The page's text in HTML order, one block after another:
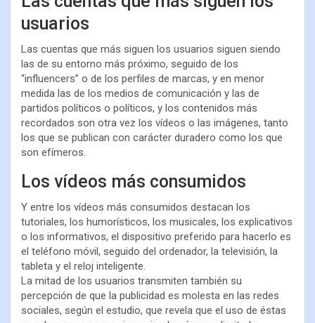
usuarios
Las cuentas que más siguen los usuarios siguen siendo
las de su entorno más próximo, seguido de los
“influencers” o de los perfiles de marcas, y en menor
medida las de los medios de comunicación y las de
partidos políticos o políticos, y los contenidos más
recordados son otra vez los vídeos o las imágenes, tanto
los que se publican con carácter duradero como los que
son efímeros.
Los vídeos más consumidos
Y entre los vídeos más consumidos destacan los
tutoriales, los humorísticos, los musicales, los explicativos
o los informativos, el dispositivo preferido para hacerlo es
el teléfono móvil, seguido del ordenador, la televisión, la
tableta y el reloj inteligente.
La mitad de los usuarios transmiten también su
percepción de que la publicidad es molesta en las redes
sociales, según el estudio, que revela que el uso de éstas